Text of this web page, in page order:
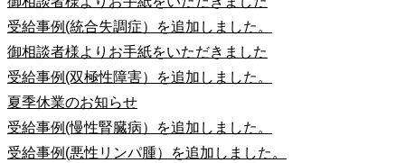
受給事例(統合失調症）を追加しました。
御相談者様よりお手紙をいただきました
受給事例(双極性障害）を追加しました。
夏季休業のお知らせ
受給事例(慢性腎臓病）を追加しました。
受給事例(悪性リンパ腫）を追加しました。